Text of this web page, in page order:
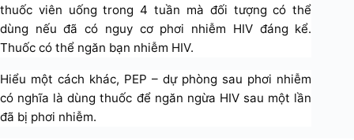
thuốc viên uống trong 4 tuần mà đối tượng có thể
dùng nếu đã có nguy cơ phơi nhiễm HIV đáng kể.
Thuốc có thể ngăn bạn nhiễm HIV.
Hiểu một cách khác, PEP – dự phòng sau phơi nhiễm
có nghĩa là dùng thuốc để ngăn ngừa HIV sau một lần
đã bị phơi nhiễm.